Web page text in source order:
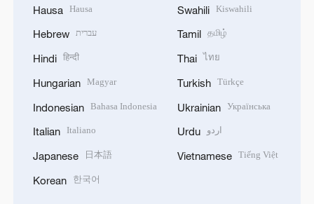
Hausa Hausa
Hebrew עברית
Hindi हिन्दी
Hungarian Magyar
Indonesian Bahasa Indonesia
Italian Italiano
Japanese 日本語
Korean 한국어
Swahili Kiswahili
Tamil தமிழ்
Thai ไทย
Turkish Türkçe
Ukrainian Українська
Urdu اردو
Vietnamese Tiếng Việt